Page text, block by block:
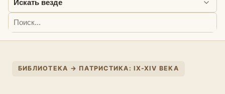
БИБЛИОТЕКА → ПАТРИСТИКА: IX-XIV ВЕКА